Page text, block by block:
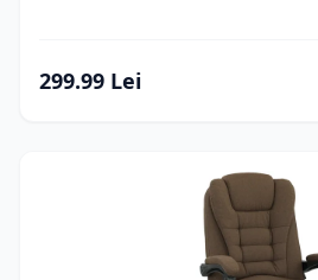
299.99 Lei